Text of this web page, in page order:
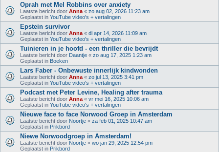
Oprah met Mel Robbins over anxiety
Laatste bericht door Anna « zo aug 02, 2026 11:23 am
Geplaatst in YouTube video's + vertalingen
Epstein survivor
Laatste bericht door Anna « di apr 14, 2026 11:09 am
Geplaatst in YouTube video's + vertalingen
Tuinieren in je hoofd - een thriller die bevrijdt
Laatste bericht door Daantje « zo aug 17, 2025 1:23 am
Geplaatst in Boeken
Lars Faber - Onbewuste innerlijk kindwonden
Laatste bericht door Anna « zo jul 13, 2025 3:41 pm
Geplaatst in YouTube video's + vertalingen
Podcast met Peter Levine, Healing after trauma
Laatste bericht door Anna « vr mei 16, 2025 10:06 am
Geplaatst in YouTube video's + vertalingen
Nieuwe face to face Norwood Groep in Amsterdam
Laatste bericht door Noortje « za feb 01, 2025 10:47 am
Geplaatst in Prikbord
Niewe Norwoodgroep in Amsterdam!
Laatste bericht door Noortje « wo jan 29, 2025 12:54 pm
Geplaatst in Prikbord